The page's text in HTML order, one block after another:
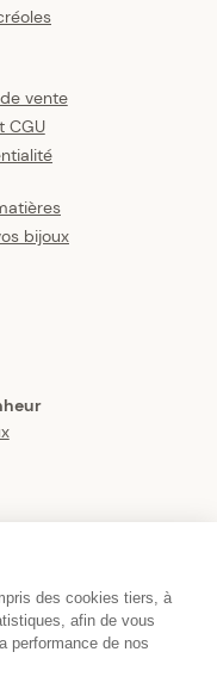
vente
CGU
bijoux